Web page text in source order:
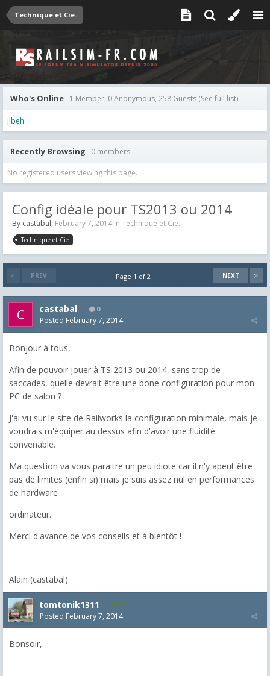
Technique et Cie.
Who's Online 1 Member, 0 Anonymous, 258 Guests (See full list)
jibeh
Recently Browsing 0 members
No registered users viewing this page.
Config idéale pour TS2013 ou 2014
By castabal, February 7, 2014 in Technique et Cie.
Technique et Cie
PREV NEXT
Page 1 of 2
castabal 0
Posted February 7, 2014
Bonjour à tous,
Afin de pouvoir jouer à TS 2013 ou 2014, sans trop de
saccades, quelle devrait être une bone configuration pour mon
PC de salon ?
J'ai vu sur le site de Railworks la configuration minimale, mais je
voudrais m'équiper au dessus afin d'avoir une fluidité
convenable.
Ma question va vous paraitre un peu idiote car il n'y apeut être
pas de limites (enfin si) mais je suis assez nul en performances
de hardware
ordinateur.
Merci d'avance de vos conseils et à bientôt !
Alain (castabal)
tomtonik1311 59
Posted February 7, 2014
Bonsoir,